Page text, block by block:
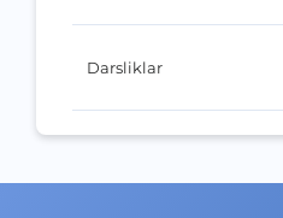
Darsliklar